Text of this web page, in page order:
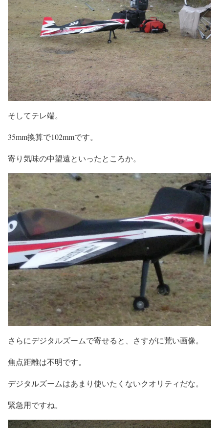
そしてテレ端。
35mm換算で102mmです。
寄り気味の中望遠といったところか。
さらにデジタルズームで寄せると、さすがに荒い画像。
焦点距離は不明です。
デジタルズームはあまり使いたくないクオリティだな。
緊急用ですね。